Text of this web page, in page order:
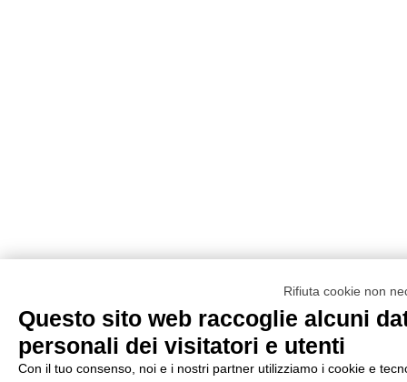
Rifiuta cookie non
Questo sito web raccoglie alcuni
personali dei visitatori e utenti
Con il tuo consenso, noi e i nostri partner utilizziamo i cookie e